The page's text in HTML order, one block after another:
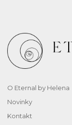
O Eternal by Helena
Novinky
Kontakt